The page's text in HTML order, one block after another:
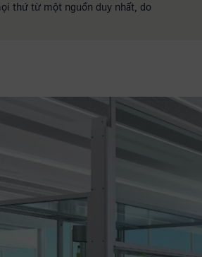
thứ từ một nguồn duy nhất, do